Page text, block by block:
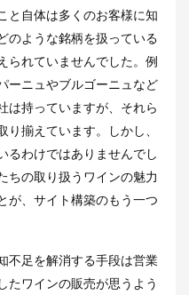
と自体は多くのお客様に知
のような銘柄を扱っている
られていませんでした。例
ーニュやブルゴーニュなど
は持っていますが、それら
揃えています。しかし、
るわけではありませんでし
ちの取り扱うワインの魅力
が、サイト構築のもう一つ
不足を解消する手段は営業
たワインの販売が思うよう